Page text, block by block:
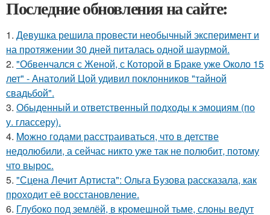
Последние обновления на сайте:
1. Девушка решила провести необычный эксперимент и
на протяжении 30 дней питалась одной шаурмой.
2. "Обвенчался с Женой, с Которой в Браке уже Около 15
лет" - Анатолий Цой удивил поклонников "тайной
свадьбой".
3. Обыденный и ответственный подходы к эмоциям (по
у. глассеру).
4. Moжнo годами расстраиваться, что в детстве
недолюбили, а сейчас никто уже так не полюбит, потому
что вырос.
5. "Сцена Лечит Артиста": Ольга Бузова рассказала, как
проходит её восстановление.
6. Глубоко под землёй, в кромешной тьме, слоны ведут